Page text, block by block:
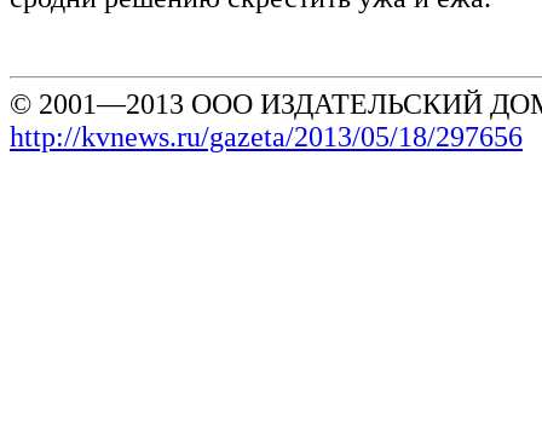
© 2001—2013 ООО ИЗДАТЕЛЬСКИЙ
http://kvnews.ru/gazeta/2013/05/18/297656